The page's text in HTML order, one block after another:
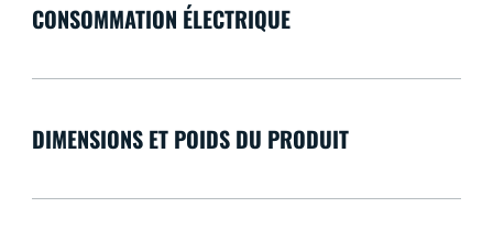
CONSOMMATION ÉLECTRIQUE
DIMENSIONS ET POIDS DU PRODUIT